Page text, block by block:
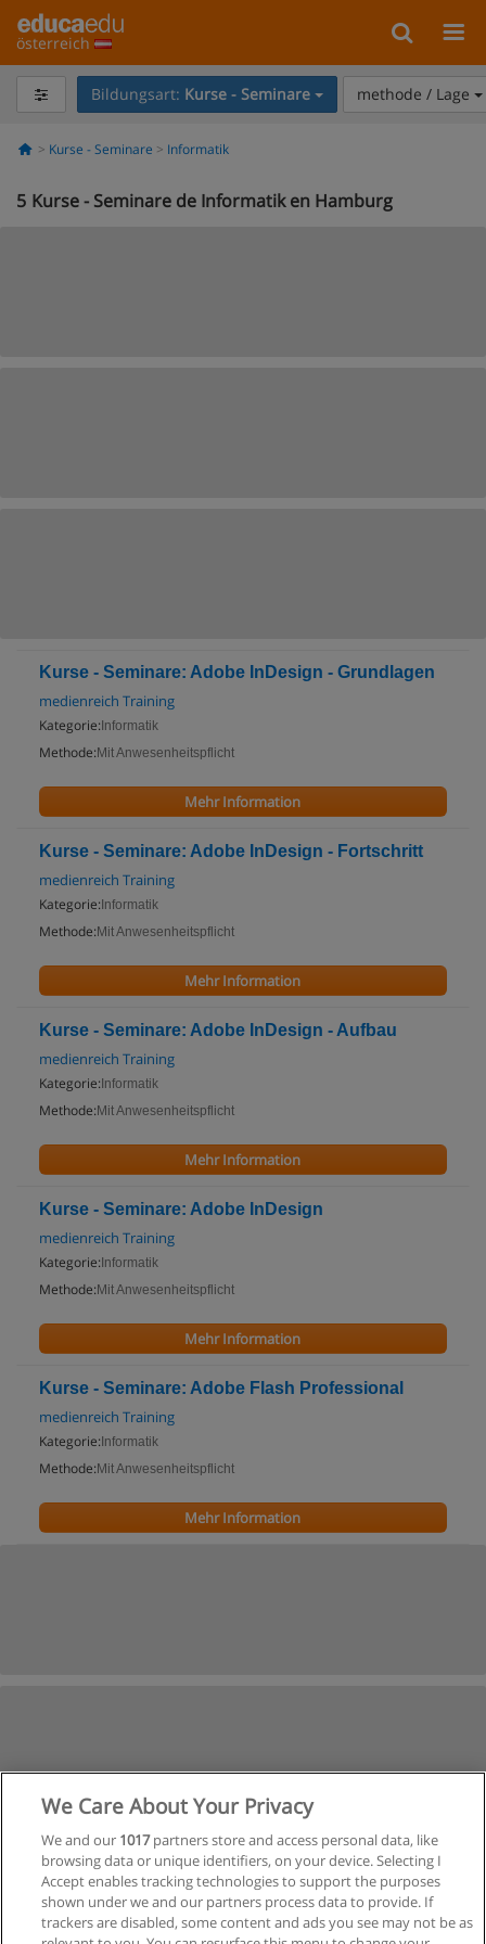
österreich
Bildungsart: Kurse - Seminare methode / Lage
Kurse - Seminare Informatik
5 Kurse - Seminare de Informatik en Hamburg
Kurse - Seminare: Adobe InDesign - Grundlagen
medienreich Training
Kategorie: Informatik
Methode: Mit Anwesenheitspflicht
Mehr Information
Kurse - Seminare: Adobe InDesign - Fortschritt
medienreich Training
Kategorie: Informatik
Methode: Mit Anwesenheitspflicht
Mehr Information
Kurse - Seminare: Adobe InDesign - Aufbau
medienreich Training
Kategorie: Informatik
Methode: Mit Anwesenheitspflicht
Mehr Information
Kurse - Seminare: Adobe InDesign
medienreich Training
Kategorie: Informatik
Methode: Mit Anwesenheitspflicht
Mehr Information
Kurse - Seminare: Adobe Flash Professional
medienreich Training
Kategorie: Informatik
Methode: Mit Anwesenheitspflicht
Mehr Information
We Care About Your Privacy
We and our 1017partners store and access personal data, like
browsing data or unique identifiers, on your device. Selecting I
Accept enables tracking technologies to support the purposes
shown under we and our partners process data to provide. If
trackers are disabled, some content and ads you see may not be as